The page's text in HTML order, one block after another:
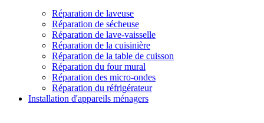
Réparation de laveuse
Réparation de sécheuse
Réparation de lave-vaisselle
Réparation de la cuisinière
Réparation de la table de cuisson
Réparation du four mural
Réparation des micro-ondes
Réparation du réfrigérateur
Installation d'appareils ménagers